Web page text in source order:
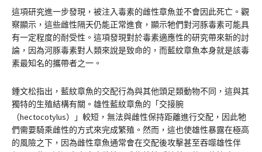
這項研究進一步發現，被注入毒素的雌性章魚並不會因此死亡。觀
察顯示，這些雌性隔天仍能正常進食，顯示牠們對河豚毒素可能具
有一定程度的耐受性。這項發現對於毒素適應性的研究帶來新的討
論，因為河豚毒素對人類來說是致命的，而藍紋章魚本身就是該毒
素最知名的攜帶者之一。
鍾文松指出，藍紋章魚的交配行為與其他頭足類動物不同，這與其
獨特的生殖結構有關。雄性藍紋章魚的「交接腕
（hectocotylus）」較短，無法與雌性保持距離進行交配，因此牠
們需要騎乘雌性的方式來完成繁殖。然而，這也使雄性暴露在極高
的風險之下，因為雌性章魚通常會在交配後攻擊甚至吞噬雄性伴